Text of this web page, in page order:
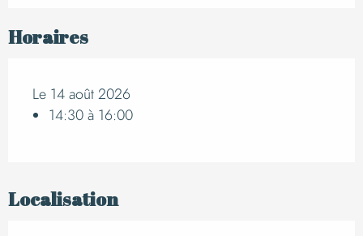
Horaires
Le 14 août 2026
14:30 à 16:00
Localisation